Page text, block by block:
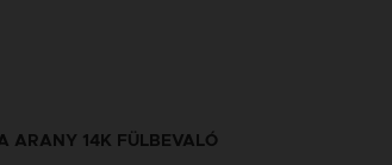
ARANY 14K FÜLBEVALÓ